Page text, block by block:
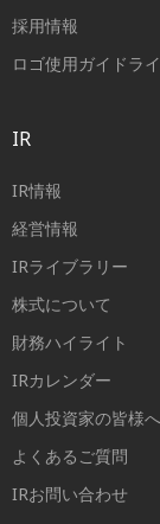
採用情報
ロゴ使用ガイドラ
IR
IR情報
経営情報
IRライブラリー
株式について
財務ハイライト
IRカレンダー
個人投資家の皆様へ
よくあるご質問
IRお問い合わせ